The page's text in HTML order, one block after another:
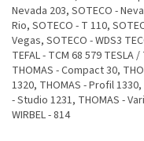
Nevada 203, SOTECO -
Rio, SOTECO - T 110,
Vegas, SOTECO - WDS3
TEFAL - TCM 68 579 TESLA
THOMAS - Compact 30,
1320, THOMAS - Profil
- Studio 1231, THOMAS -
WIRBEL - 814